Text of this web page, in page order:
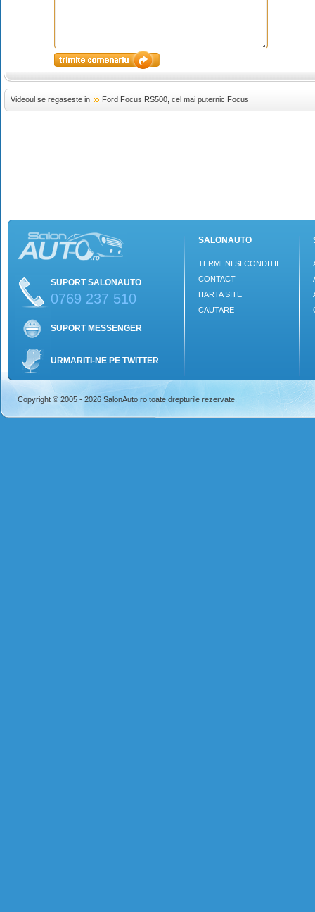
Videoul se regaseste in Ford Focus RS500, cel mai puternic Focus
SUPORT SALONAUTO
0769 237 510
SUPORT MESSENGER
URMARITI-NE PE TWITTER
SALONAUTO
TERMENI SI CONDITII
CONTACT
HARTA SITE
CAUTARE
Copyright © 2005 - 2026 SalonAuto.ro toate drepturile rezervate.